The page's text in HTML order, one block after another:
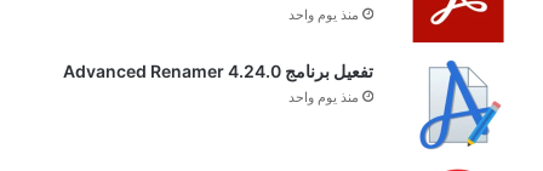
منذ يوم واحد
تفعيل برنامج Advanced Renamer 4.24.0
منذ يوم واحد